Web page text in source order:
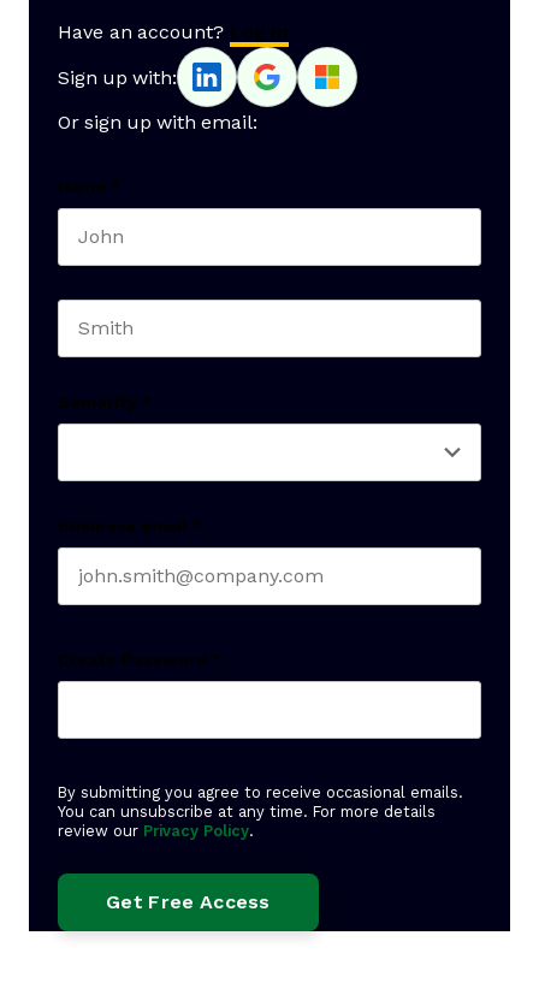
Have an account? Log In
Sign up with:
Or sign up with email:
Name *
Seniority *
Business email *
Create Password *
By submitting you agree to receive occasional emails.
You can unsubscribe at any time. For more details
review our Privacy Policy.